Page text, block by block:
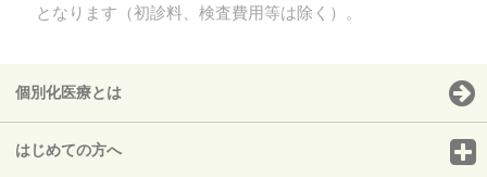
となります（初診料、検査費用等は除く）。
個別化医療とは
はじめての方へ